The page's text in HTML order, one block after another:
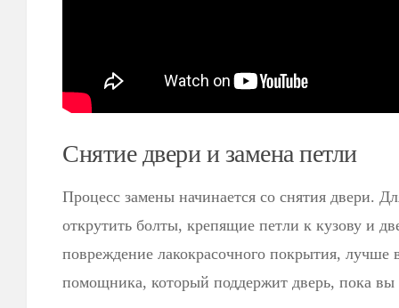
Снятие двери и замена петли
Процесс замены начинается со снятия двери.
открутить болты, крепящие петли к кузову и
повреждение лакокрасочного покрытия, лучше
помощника, который поддержит дверь, пока вы